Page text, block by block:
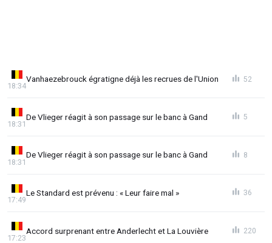
Vanhaezebrouck égratigne déjà les recrues de l'Union
18:34
52
De Vlieger réagit à son passage sur le banc à Gand
18:31
5
De Vlieger réagit à son passage sur le banc à Gand
18:31
8
Le Standard est prévenu : « Leur faire mal »
17:49
36
Accord surprenant entre Anderlecht et La Louvière
17:23
220